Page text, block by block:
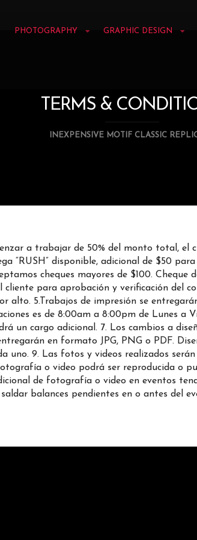
PHOTOGRAPHY GRAPHIC DESIGN
TERMS &
INEXPENSIVE MOTIF CLASSIC
a trabajar de 50% del monto total, el
“RUSH” disponible, adicional de $50
cheques mayores de $100. Cheque
cliente para aprobación y verificación del
alto. 5.Trabajos de impresión se
es de 8:00am a 8:00pm de Lunes a
un cargo adicional. 7. Los cambios a
en formato JPG, PNG o PDF.
uno. 9. Las fotos y videos realizados
o video podrá ser reproducida o
de fotografía o video en eventos
balances pendientes en o antes del